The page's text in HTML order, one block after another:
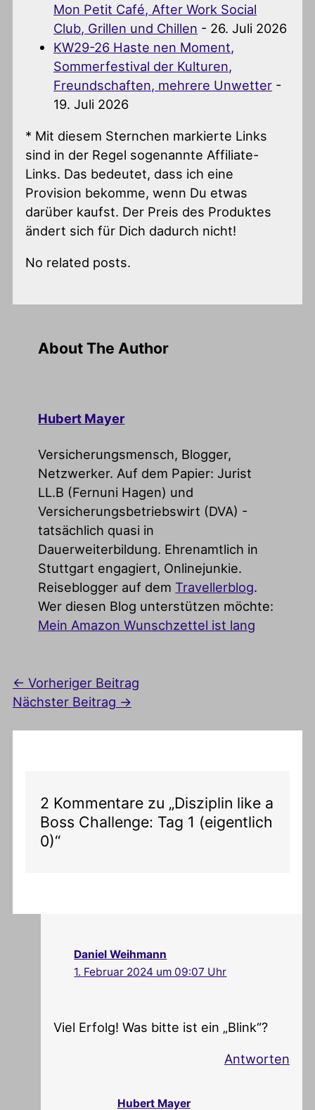
Mon Petit Café, After Work Social
Club, Grillen und Chillen - 26. Juli 2026
KW29-26 Haste nen Moment,
Sommerfestival der Kulturen,
Freundschaften, mehrere Unwetter -
19. Juli 2026
* Mit diesem Sternchen markierte Links
sind in der Regel sogenannte Affiliate-
Links. Das bedeutet, dass ich eine
Provision bekomme, wenn Du etwas
darüber kaufst. Der Preis des Produktes
ändert sich für Dich dadurch nicht!
No related posts.
About The Author
Hubert Mayer
Versicherungsmensch, Blogger,
Netzwerker. Auf dem Papier: Jurist
LL.B (Fernuni Hagen) und
Versicherungsbetriebswirt (DVA) -
tatsächlich quasi in
Dauerweiterbildung. Ehrenamtlich in
Stuttgart engagiert, Onlinejunkie.
Reiseblogger auf dem Travellerblog.
Wer diesen Blog unterstützen möchte:
Mein Amazon Wunschzettel ist lang
← Vorheriger Beitrag
Nächster Beitrag →
2 Kommentare zu „Disziplin like a
Boss Challenge: Tag 1 (eigentlich
0)“
Daniel Weihmann
1. Februar 2024 um 09:07 Uhr
Viel Erfolg! Was bitte ist ein „Blink“?
Antworten
Hubert Mayer